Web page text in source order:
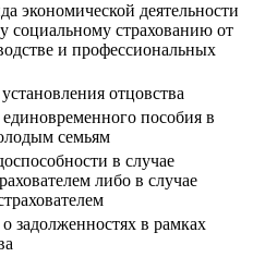
экономической деятельности
социальному страхованию от
и профессиональных
отцовства
пособия в
семьям
в случае
либо в случае
задолженностях в рамках